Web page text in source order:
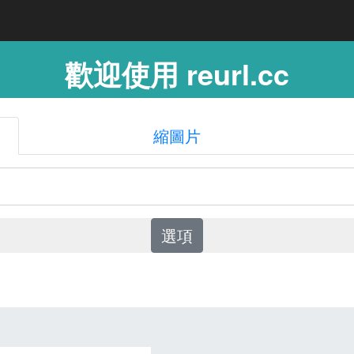
歡迎使用 reurl.cc
縮圖片
選項